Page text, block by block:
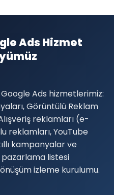
Ads Hizmet
Ads hizmetlerimiz:
Görüntülü Reklam
reklamları (e-
reklamları, YouTube
kampanyalar ve
listesi
izleme kurulumu.